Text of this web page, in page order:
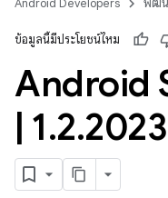
Android Developers พัฒน
ข้อมูลนี้มีประโยชน์ไหม
Android
| 1.2.